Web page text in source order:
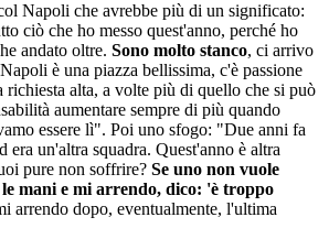
Napoli che avrebbe più di un significato:
ciò che ho messo quest'anno, perché ho
andato oltre. Sono molto stanco, ci arrivo
è una piazza bellissima, c'è passione
richiesta alta, a volte più di quello che si può
aumentare sempre di più quando
essere lì". Poi uno sfogo: "Due anni fa
era un'altra squadra. Quest'anno è altra
pure non soffrire? Se uno non vuole
mani e mi arrendo, dico: 'è troppo
arrendo dopo, eventualmente, l'ultima